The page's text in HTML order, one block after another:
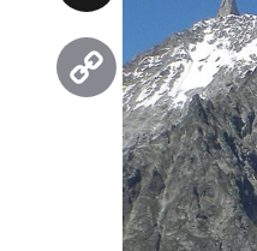
Threads
Copy
Link